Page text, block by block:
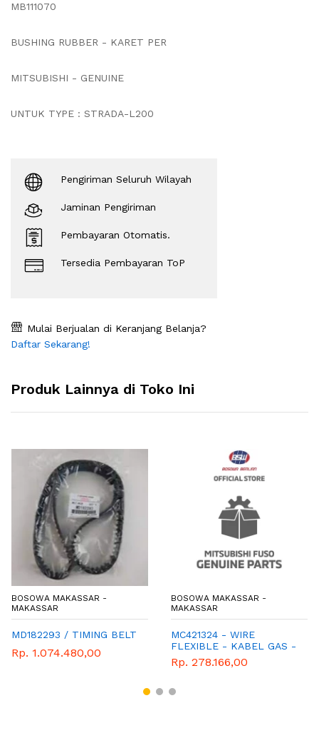
MB111070
BUSHING RUBBER - KARET PER
MITSUBISHI - GENUINE
UNTUK TYPE : STRADA-L200
Pengiriman Seluruh Wilayah
Jaminan Pengiriman
Pembayaran Otomatis.
Tersedia Pembayaran ToP
Mulai Berjualan di Keranjang Belanja?
Daftar Sekarang!
Produk Lainnya di Toko Ini
BOSOWA MAKASSAR -
MAKASSAR
MD182293 / TIMING BELT
Rp. 1.074.480,00
BOSOWA MAKASSAR -
MAKASSAR
MC421324 - WIRE
FLEXIBLE - KABEL GAS -
MITSUBISHI - GENUINE
Rp. 278.166,00